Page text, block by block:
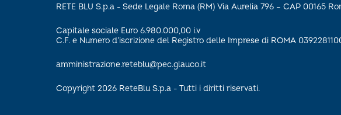
RETE BLU S.p.a - Sede Legale Roma (RM) Via Aurelia 796 – CAP 00165
Capitale sociale Euro 6.980.000,00 i.v
C.F. e Numero d’iscrizione del Registro delle Imprese di ROMA
amministrazione.reteblu@pec.glauco.it
Copyright 2026 ReteBlu S.p.a - Tutti i diritti riservati.